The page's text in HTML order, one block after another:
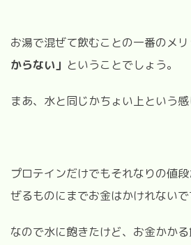
お湯で混ぜて飲むことの一番のメリ
からない」 ということでしょう。
まあ、水と同じかちょい上という感
プロテインだけでもそれなりの値
ぜるものにまでお金はかけれないで
なので水に飽きたけど、お金かか